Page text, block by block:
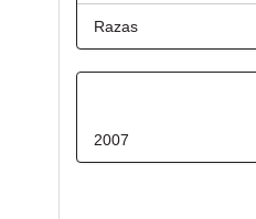
Razas
2007